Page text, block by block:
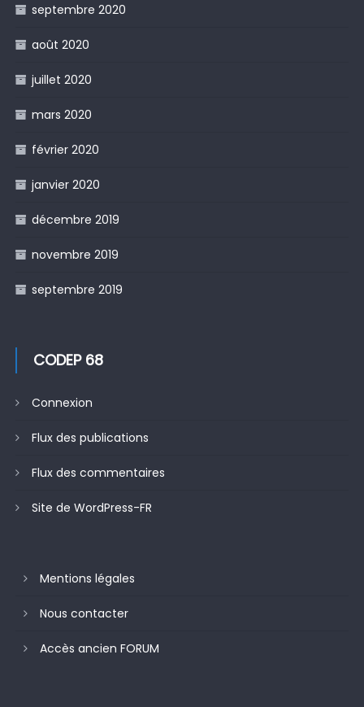
septembre 2020
août 2020
juillet 2020
mars 2020
février 2020
janvier 2020
décembre 2019
novembre 2019
septembre 2019
CODEP 68
Connexion
Flux des publications
Flux des commentaires
Site de WordPress-FR
Mentions légales
Nous contacter
Accès ancien FORUM